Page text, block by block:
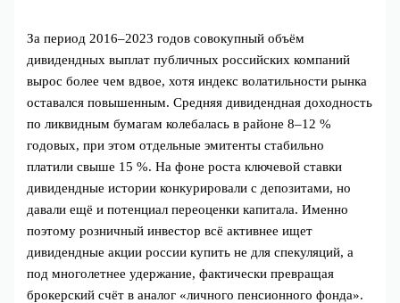
За период 2016–2023 годов совокупный объём
дивидендных выплат публичных российских компаний
вырос более чем вдвое, хотя индекс волатильности рынка
оставался повышенным. Средняя дивидендная доходность
по ликвидным бумагам колебалась в районе 8–12 %
годовых, при этом отдельные эмитенты стабильно
платили свыше 15 %. На фоне роста ключевой ставки
дивидендные истории конкурировали с депозитами, но
давали ещё и потенциал переоценки капитала. Именно
поэтому розничный инвестор всё активнее ищет
дивидендные акции россии купить не для спекуляций, а
под многолетнее удержание, фактически превращая
брокерский счёт в аналог «личного пенсионного фонда».